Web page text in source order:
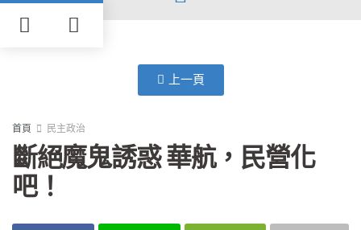
上一頁
首頁 民主政治
斷絕魔鬼誘惑 華航，民營化
吧！